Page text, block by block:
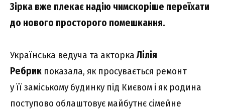
Зірка вже плекає надію чимскоріше переїхати
до нового просторого помешкання.
Українська ведуча та акторка Лілія
Ребрик показала, як просувається ремонт
у її заміському будинку під Києвом і як родина
поступово облаштовує майбутнє сімейне